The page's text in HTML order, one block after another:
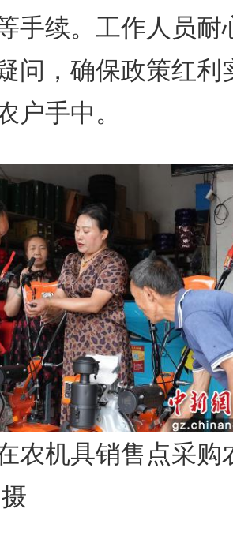
手续。工作人员耐
问，确保政策红利
户手中。
机具销售点采购